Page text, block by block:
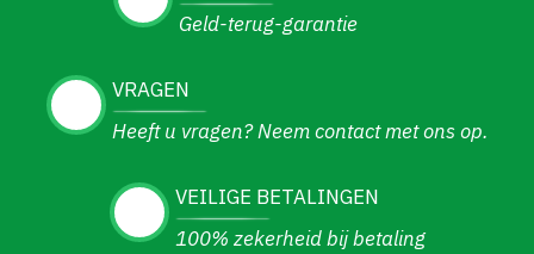
Geld-terug-garantie
VRAGEN
Heeft u vragen? Neem contact met ons op.
VEILIGE BETALINGEN
100% zekerheid bij betaling